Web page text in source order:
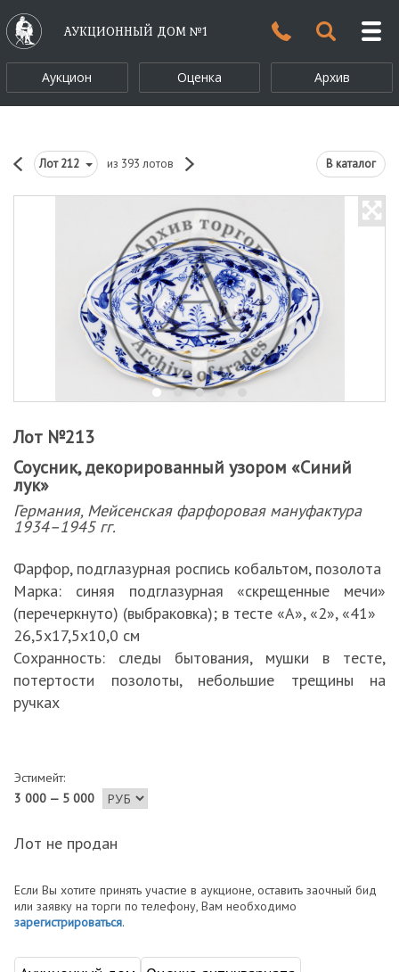
АУКЦИОННЫЙ ДОМ №1
Аукцион Оценка Архив
Лот212 из 393 лотов В каталог
Лот №213
Соусник, декорированный узором «Синий
лук»
Германия, Мейсенская фарфоровая мануфактура
1934–1945 гг.
Фарфор, подглазурная роспись кобальтом, позолота
Марка: синяя подглазурная «скрещенные мечи»
(перечеркнуто) (выбраковка); в тесте «А», «2», «41»
26,5х17,5х10,0 см
Сохранность: следы бытования, мушки в тесте,
потертости позолоты, небольшие трещины на
ручках
Эстимейт:
3 000 — 5 000
Лот не продан
Если Вы хотите принять участие в аукционе, оставить заочный бид
или заявку на торги по телефону, Вам необходимо
зарегистрироваться.